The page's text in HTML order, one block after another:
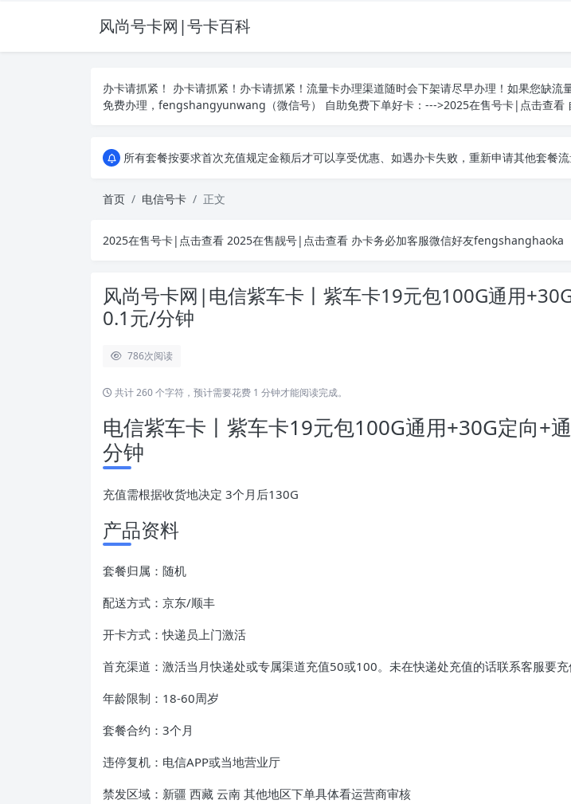
风尚号卡网|号卡百科
办卡请抓紧！ 办卡请抓紧！办卡请抓紧！流量卡办理渠道随时会下架请尽早办理！如果您缺
免费办理，fengshangyunwang（微信号） 自助免费下单好卡：--->2025在售号卡|点击查看
所有套餐按要求首次充值规定金额后才可以享受优惠、如遇办卡失败，重新申请其他套餐流量卡，或申请其它运营商的手机流量卡套餐！本平台所有产品
首页 电信号卡 正文
2025在售号卡|点击查看 2025在售靓号|点击查看 办卡务必加客服微信好友fengshanghaoka
风尚号卡网|电信紫车卡丨紫车卡19元包100G通用
0.1元/分钟
786次阅读
共计 260 个字符，预计需要花费 1 分钟才能阅读完成。
电信紫车卡丨紫车卡19元包100G通用+30G定向+
分钟
充值需根据收货地决定 3个月后130G
产品资料
套餐归属：随机
配送方式：京东/顺丰
开卡方式：快递员上门激活
首充渠道：激活当月快递处或专属渠道充值50或100。未在快递处充值的话联系客服要
年龄限制：18-60周岁
套餐合约：3个月
违停复机：电信APP或当地营业厅
禁发区域：新疆 西藏 云南 其他地区下单具体看运营商审核